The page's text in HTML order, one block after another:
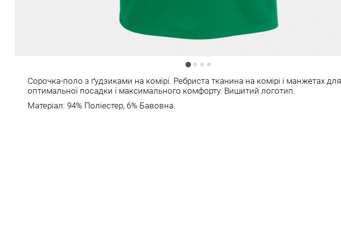
Сорочка-поло з ґудзиками на комірі. Ребриста тканина на комірі і манжетах для
оптимальної посадки і максимального комфорту. Вишитий логотип.
Матеріал: 94% Поліестер, 6% Бавовна.